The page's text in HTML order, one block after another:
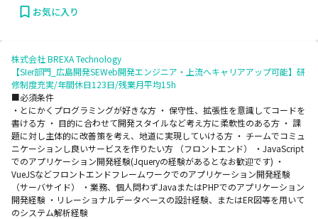
お気に入り
株式会社 BREXA Technology
【SIer部門_広島開発SEWeb開発エンジニア・上流へキャリアアップ可能】研
修制度充実/年間休日123日/残業月平均15h
■必須条件
・とにかくプログラミングが好きな方 ・ 保守性、拡張性を意識してコードを
書ける方 ・ 目的に合わせて開発スタイルなど考え方に柔軟性のある方 ・ 課
題に対し主体的に改善策を考え、地道に実現していける方 ・ チームでコミュ
ニケーションし良いサービスを作りたい方 （フロントエンド） ・JavaScript
でのアプリケーション開発経験(Jqueryの経験があるとなお歓迎です) ・
VueJSなどフロントエンドフレームワークでのアプリケーション開発経験
（サーバサイド） ・業務、個人問わずJavaまたはPHPでのアプリケーション
開発経験 ・リレーショナルデータベースの設計経験、またはER図等を用いて
のシステム解析経験